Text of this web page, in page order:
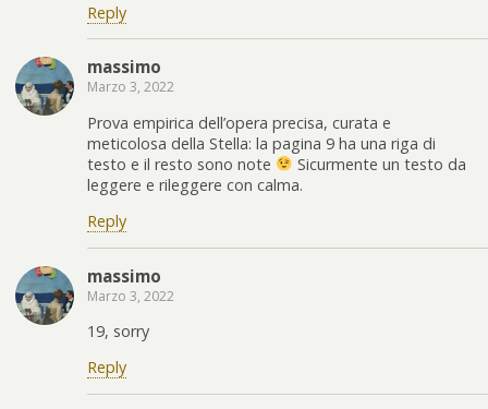
Reply
massimo
Marzo 3, 2022
Prova empirica dell’opera precisa, curata e
meticolosa della Stella: la pagina 9 ha una riga di
testo e il resto sono note
Sicurmente un testo da
leggere e rileggere con calma.
Reply
massimo
Marzo 3, 2022
19, sorry
Reply